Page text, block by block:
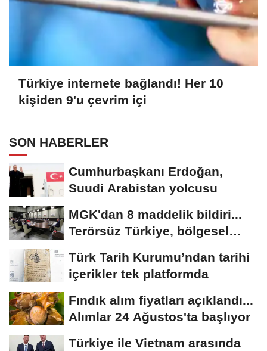
Türkiye internete bağlandı! Her 10
kişiden 9'u çevrim içi
SON HABERLER
Cumhurbaşkanı Erdoğan,
Suudi Arabistan yolcusu
MGK'dan 8 maddelik bildiri...
Terörsüz Türkiye, bölgesel
Türk Tarih Kurumu’ndan tarihi
içerikler tek platformda
Fındık alım fiyatları açıklandı...
Alımlar 24 Ağustos'ta başlıyor
Türkiye ile Vietnam arasında